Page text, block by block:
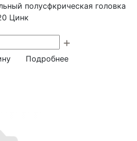
полусфкрическая головка
Цинк
Подробнее